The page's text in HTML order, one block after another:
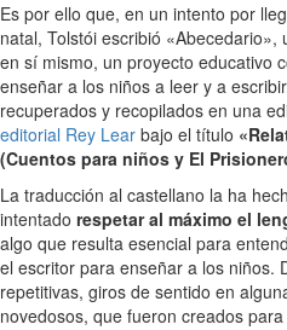
Es por ello que, en un intento por
natal, Tolstói escribió
en sí mismo, un proyecto educativo
enseñar a los niños a leer y a
recuperados y recopilados en una
editorial Rey Lear bajo el título
(Cuentos para niños y El
La traducción al castellano la ha
intentado respetar al máximo el
algo que resulta esencial para
el escritor para enseñar a los niños.
repetitivas, giros de sentido en
novedosos, que fueron creados